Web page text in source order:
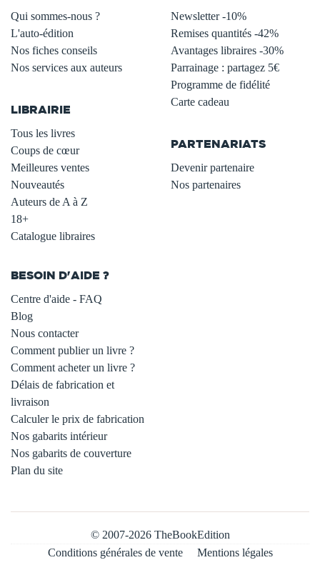
Qui sommes-nous ?
L'auto-édition
Nos fiches conseils
Nos services aux auteurs
LIBRAIRIE
Tous les livres
Coups de cœur
Meilleures ventes
Nouveautés
Auteurs de A à Z
18+
Catalogue libraires
Newsletter -10%
Remises quantités -42%
Avantages libraires -30%
Parrainage : partagez 5€
Programme de fidélité
Carte cadeau
PARTENARIATS
Devenir partenaire
Nos partenaires
BESOIN D'AIDE ?
Centre d'aide - FAQ
Blog
Nous contacter
Comment publier un livre ?
Comment acheter un livre ?
Délais de fabrication et
livraison
Calculer le prix de fabrication
Nos gabarits intérieur
Nos gabarits de couverture
Plan du site
© 2007-2026 TheBookEdition
Conditions générales de vente
Mentions légales